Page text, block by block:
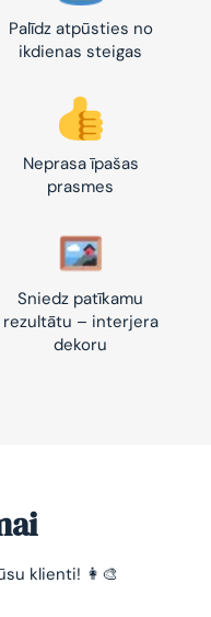
Palīdz atpūsties no
ikdienas steigas
Neprasa īpašas
prasmes
Sniedz patīkamu
rezultātu – interjera
dekoru
klienti! 👩‍🎨
un nomierināt